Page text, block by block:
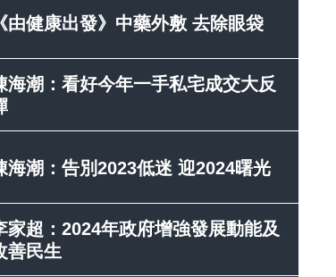
《由健康出發》中藥外敷 去除眼袋
海潮：看好今年一手私宅成交大反
海潮：告別2023低迷 迎2024曙光
家超：2024年政府增強發展動能及
善民生